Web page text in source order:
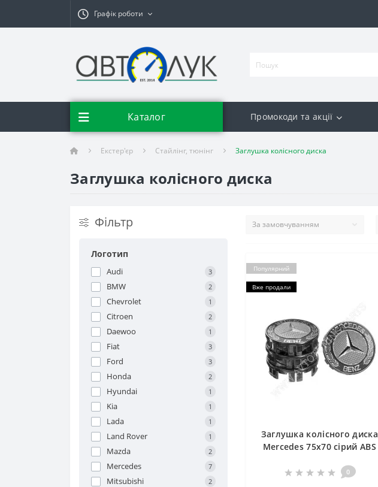
Графік роботи
Каталог Промокоди та акції
Екстер'єр Стайлінг, тюнінг Заглушка колісного диска
Заглушка колісного диска
Фільтр
Логотип
Audi 3
BMW 2
Chevrolet 1
Citroen 2
Daewoo 1
Fiat 3
Ford 3
Honda 2
Hyundai 1
Kia 1
Lada 1
Land Rover 1
Mazda 2
Mercedes 7
Mitsubishi 2
Популярний
Вже продали
Заглушка колісного диска
Mercedes 75x70 сірий ABS
0